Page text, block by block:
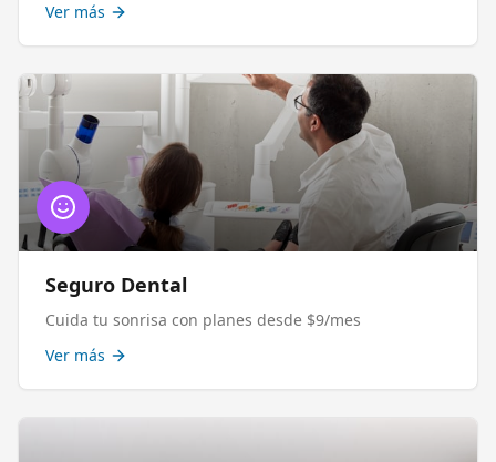
Ver más
Seguro Dental
Cuida tu sonrisa con planes desde $9/mes
Ver más